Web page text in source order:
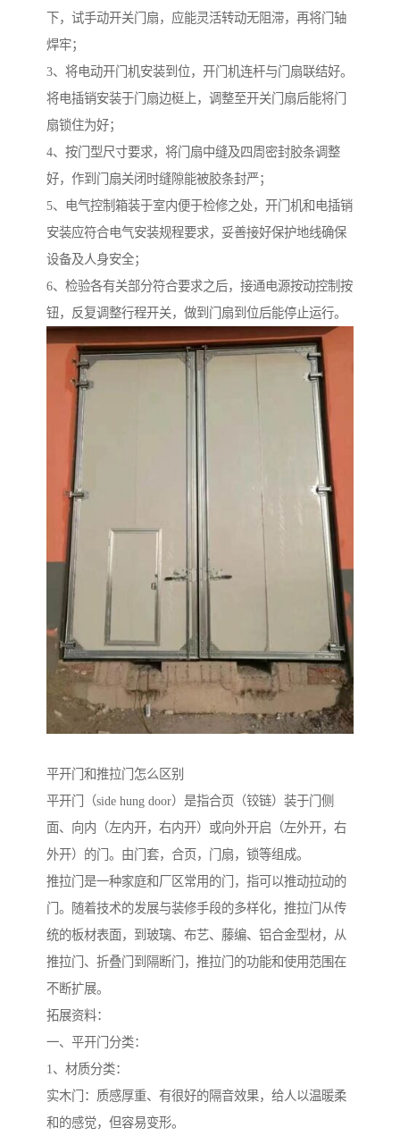
下，试手动开关门扇，应能灵活转动无阻滞，再将门轴
焊牢；
3、将电动开门机安装到位，开门机连杆与门扇联结好。
将电插销安装于门扇边梃上，调整至开关门扇后能将门
扇锁住为好；
4、按门型尺寸要求，将门扇中缝及四周密封胶条调整
好，作到门扇关闭时缝隙能被胶条封严；
5、电气控制箱装于室内便于检修之处，开门机和电插销
安装应符合电气安装规程要求，妥善接好保护地线确保
设备及人身安全；
6、检验各有关部分符合要求之后，接通电源按动控制按
钮，反复调整行程开关，做到门扇到位后能停止运行。
平开门和推拉门怎么区别
平开门（side hung door）是指合页（铰链）装于门侧
面、向内（左内开，右内开）或向外开启（左外开，右
外开）的门。由门套，合页，门扇，锁等组成。
推拉门是一种家庭和厂区常用的门，指可以推动拉动的
门。随着技术的发展与装修手段的多样化，推拉门从传
统的板材表面，到玻璃、布艺、藤编、铝合金型材，从
推拉门、折叠门到隔断门，推拉门的功能和使用范围在
不断扩展。
拓展资料：
一、平开门分类：
1、材质分类：
实木门：质感厚重、有很好的隔音效果，给人以温暖柔
和的感觉，但容易变形。